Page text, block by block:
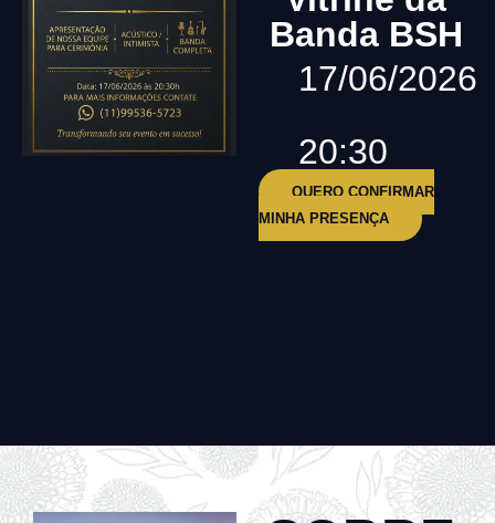
Banda BSH
17/06/2026
20:30
QUERO CONFIRMAR
MINHA PRESENÇA